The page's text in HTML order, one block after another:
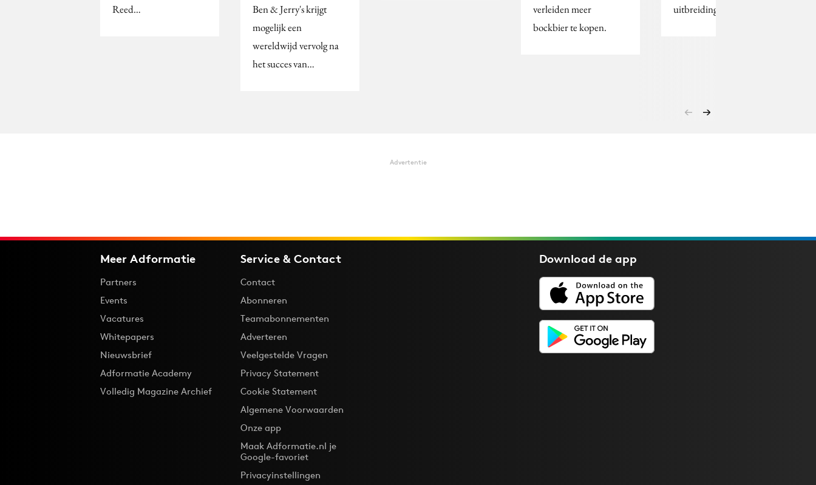
Reed…
Ben & Jerry's krijgt
mogelijk een
wereldwijd vervolg na
het succes van…
verleiden meer
bockbier te kopen.
uitbreiding.
Advertentie
Meer Adformatie
Partners
Events
Vacatures
Whitepapers
Nieuwsbrief
Adformatie Academy
Volledig Magazine Archief
Service & Contact
Contact
Abonneren
Teamabonnementen
Adverteren
Veelgestelde Vragen
Privacy Statement
Cookie Statement
Algemene Voorwaarden
Onze app
Maak Adformatie.nl je
Google-favoriet
Privacyinstellingen
Download deapp